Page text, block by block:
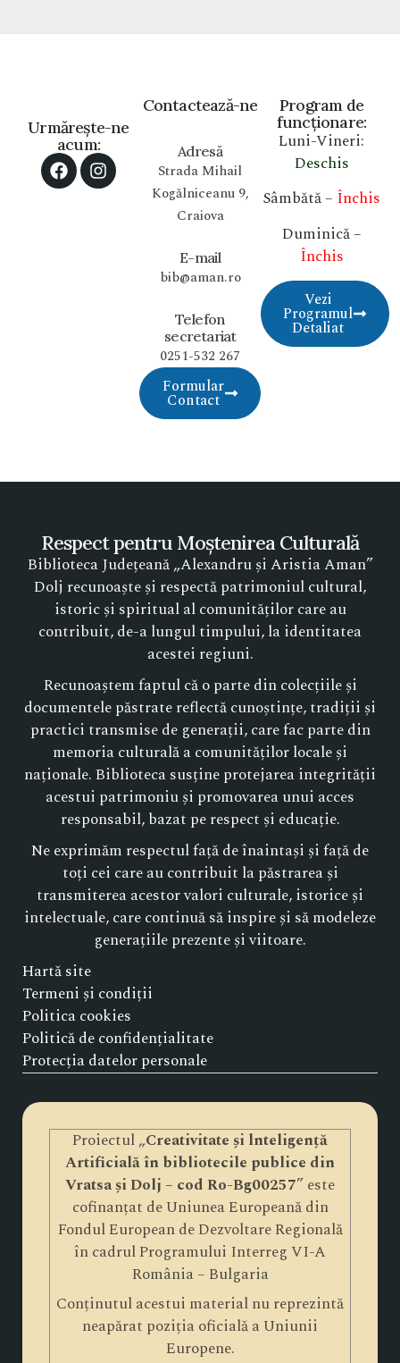
Program de
funcționare:
Luni-Vineri:
Deschis
Sâmbătă – Închis
Duminică –
Închis
Vezi
Programul
Detaliat
Contactează-ne
Adresă
Strada Mihail
Kogălniceanu 9,
Craiova
E-mail
bib@aman.ro
Telefon
secretariat
0251-532 267
Formular
Contact
Urmărește-ne
acum:
Respect pentru Moștenirea Culturală
Biblioteca Județeană „Alexandru și Aristia Aman”
Dolj recunoaște și respectă patrimoniul cultural,
istoric și spiritual al comunităților care au
contribuit, de-a lungul timpului, la identitatea
acestei regiuni.
Recunoaștem faptul că o parte din colecțiile și
documentele păstrate reflectă cunoștințe, tradiții și
practici transmise de generații, care fac parte din
memoria culturală a comunităților locale și
naționale. Biblioteca susține protejarea integrității
acestui patrimoniu și promovarea unui acces
responsabil, bazat pe respect și educație.
Ne exprimăm respectul față de înaintași și față de
toți cei care au contribuit la păstrarea și
transmiterea acestor valori culturale, istorice și
intelectuale, care continuă să inspire și să modeleze
generațiile prezente și viitoare.
Hartă site
Termeni și condiții
Politica cookies
Politică de confidențialitate
Protecția datelor personale
Proiectul „Creativitate și lnteligență
Artificială în bibliotecile publice din
Vratsa și Dolj – cod Ro-Bg00257” este
cofinanțat de Uniunea Europeană din
Fondul European de Dezvoltare Regională
în cadrul Programului Interreg VI-A
România – Bulgaria
Conținutul acestui material nu reprezintă
neapărat poziția oficială a Uniunii
Europene.